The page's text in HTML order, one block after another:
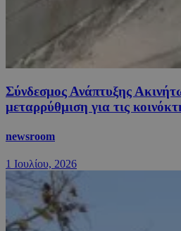
Σύνδεσμος Ανάπτυξης
μεταρρύθμιση για τις
newsroom
1 Ιουλίου, 2026